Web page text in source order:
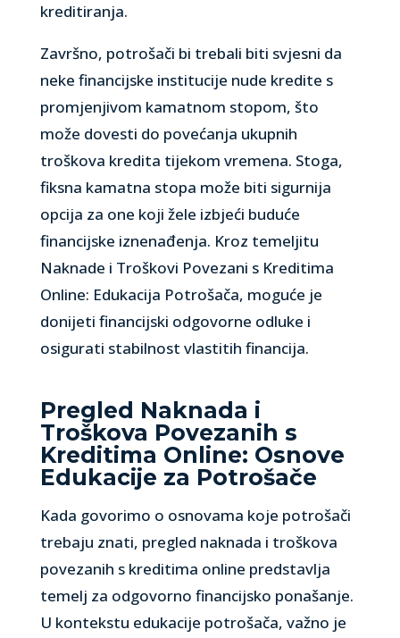
kreditiranja.
Završno, potrošači bi trebali biti svjesni da
neke financijske institucije nude kredite s
promjenjivom kamatnom stopom, što
može dovesti do povećanja ukupnih
troškova kredita tijekom vremena. Stoga,
fiksna kamatna stopa može biti sigurnija
opcija za one koji žele izbjeći buduće
financijske iznenađenja. Kroz temeljitu
Naknade i Troškovi Povezani s Kreditima
Online: Edukacija Potrošača, moguće je
donijeti financijski odgovorne odluke i
osigurati stabilnost vlastitih financija.
Pregled Naknada i
Troškova Povezanih s
Kreditima Online: Osnove
Edukacije za Potrošače
Kada govorimo o osnovama koje potrošači
trebaju znati, pregled naknada i troškova
povezanih s kreditima online predstavlja
temelj za odgovorno financijsko ponašanje.
U kontekstu edukacije potrošača, važno je